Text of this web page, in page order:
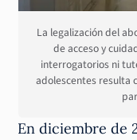
La legalización del
de acceso y
interrogatorios ni
adolescentes resulta
En diciembre de